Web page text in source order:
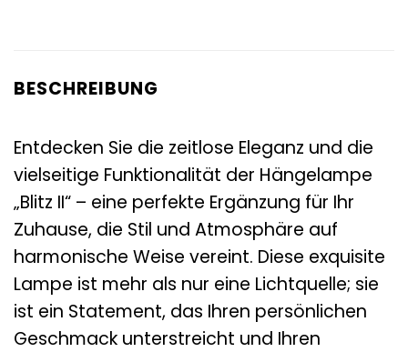
BESCHREIBUNG
Entdecken Sie die zeitlose Eleganz und die
vielseitige Funktionalität der Hängelampe
„Blitz II“ – eine perfekte Ergänzung für Ihr
Zuhause, die Stil und Atmosphäre auf
harmonische Weise vereint. Diese exquisite
Lampe ist mehr als nur eine Lichtquelle; sie
ist ein Statement, das Ihren persönlichen
Geschmack unterstreicht und Ihren